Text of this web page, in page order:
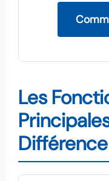
Les
Différence